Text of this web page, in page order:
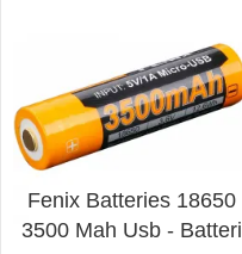
Fenix Batteries 18650
3500 Mah Usb - Batteri